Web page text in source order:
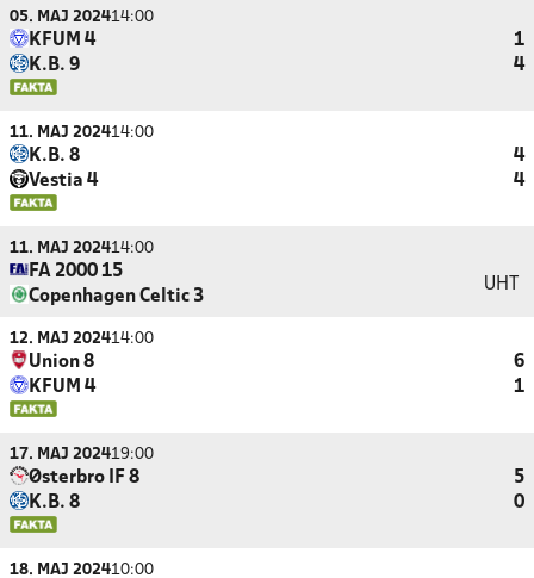
05. MAJ 202414:00
KFUM 4
1
K.B. 9
4
11. MAJ 202414:00
K.B. 8
4
Vestia 4
4
11. MAJ 202414:00
FA 2000 15
Copenhagen Celtic 3
UHT
12. MAJ 202414:00
Union 8
6
KFUM 4
1
17. MAJ 202419:00
Østerbro IF 8
5
K.B. 8
0
18. MAJ 202410:00